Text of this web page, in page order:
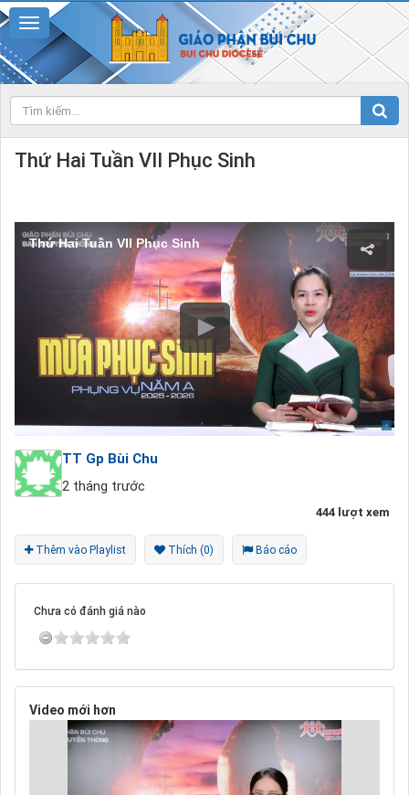
Thứ Hai Tuần VII Phục Sinh
Thứ Hai Tuần VII Phục Sinh
TT Gp Bùi Chu
2 tháng trước
444 lượt xem
Thêm vào Playlist Thích (0) Báo cáo
Chưa có đánh giá nào
Video mới hơn